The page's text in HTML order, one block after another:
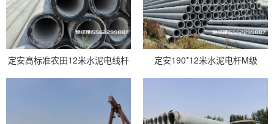
定安高标准农田12米水泥电线杆 定安190*12米水泥电杆M级